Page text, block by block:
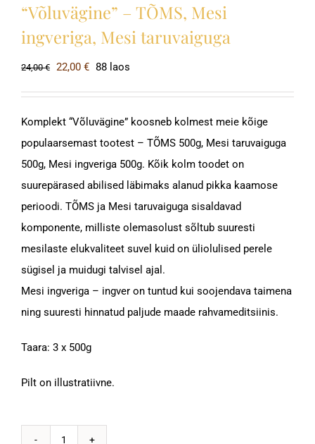
“Võluvägine” – TÕMS, Mesi
ingveriga, Mesi taruvaiguga
24,00€ Algne
24,00 €.
22,00 €Current
22,00 €.
88 laos
Komplekt “Võluvägine” koosneb kolmest meie kõige
populaarsemast tootest – TÕMS 500g, Mesi taruvaiguga
500g, Mesi ingveriga 500g. Kõik kolm toodet on
suurepärased abilised läbimaks alanud pikka kaamose
perioodi. TÕMS ja Mesi taruvaiguga sisaldavad
komponente, milliste olemasolust sõltub suuresti
mesilaste elukvaliteet suvel kuid on üliolulised perele
sügisel ja muidugi talvisel ajal.
Mesi ingveriga – ingver on tuntud kui soojendava taimena
ning suuresti hinnatud paljude maade rahvameditsiinis.
Taara: 3 x 500g
Pilt on illustratiivne.